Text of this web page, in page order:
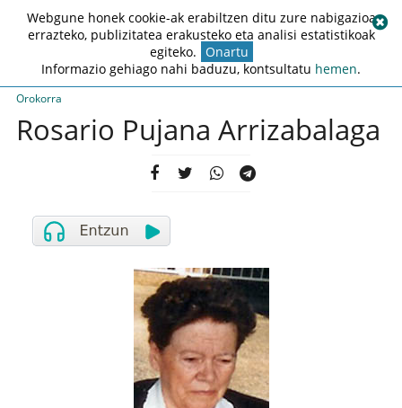
Orokorra
Rosario Pujana Arrizabalaga
Webgune honek cookie-ak erabiltzen ditu zure nabigazioa
errazteko, publizitatea erakusteko eta analisi estatistikoak
egiteko. Onartu
Informazio gehiago nahi baduzu, kontsultatu hemen.